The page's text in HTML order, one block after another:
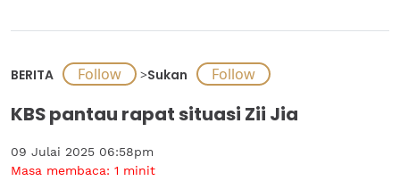
BERITA >Sukan
KBS pantau rapat situasi Zii Jia
09 Julai 2025 06:58pm
Masa membaca: 1 minit